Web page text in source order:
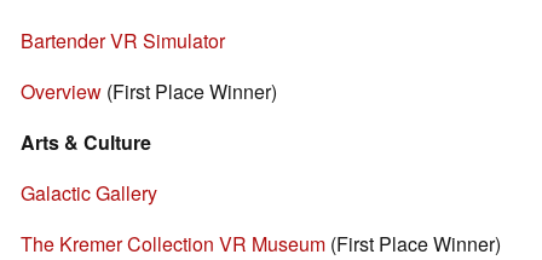
Bartender VR Simulator
Overview (First Place Winner)
Arts & Culture
Galactic Gallery
The Kremer Collection VR Museum (First Place Winner)